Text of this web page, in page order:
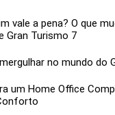
vale a pena? O que
Gran Turismo 7
no mundo do
um Home Office